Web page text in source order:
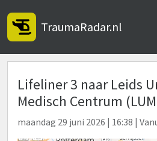
TraumaRadar.nl
Lifeliner 3 naar Leids
Medisch Centrum
maandag 29 juni 2026 | 16:38 |